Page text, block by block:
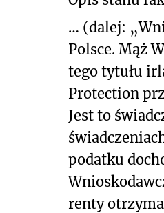
… (dalej:
Polsce. Mąż
tego tytułu
Protection
Jest to
podatku
renty